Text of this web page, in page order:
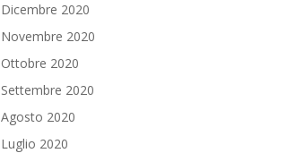
Dicembre 2020
Novembre 2020
Ottobre 2020
Settembre 2020
Agosto 2020
Luglio 2020